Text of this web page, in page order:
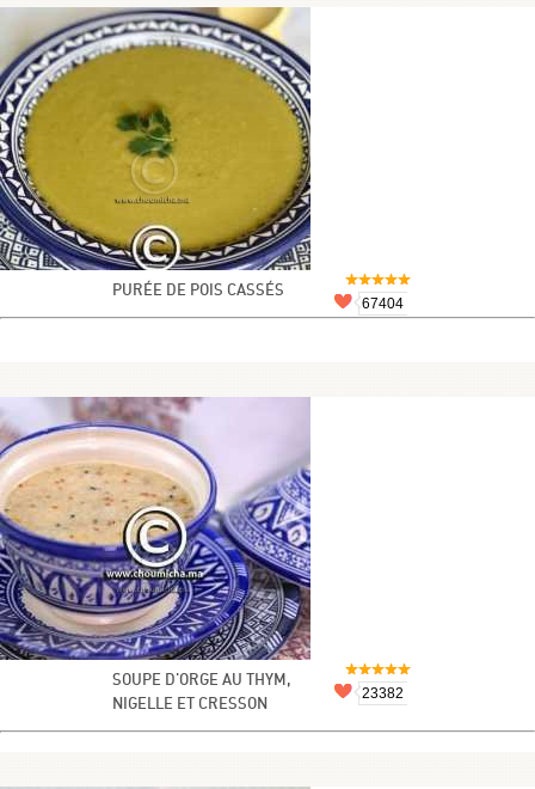
PURÉE DE POIS CASSÉS
67404
SOUPE D'ORGE AU THYM,
NIGELLE ET CRESSON
23382